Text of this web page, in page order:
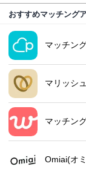
おすすめマッチング
マッチン
マリッシ
マッチン
Omiai(オ